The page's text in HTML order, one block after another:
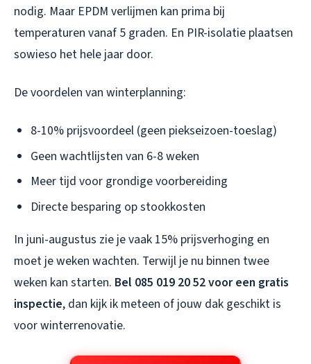
nodig. Maar EPDM verlijmen kan prima bij
temperaturen vanaf 5 graden. En PIR-isolatie plaatsen
sowieso het hele jaar door.
De voordelen van winterplanning:
8-10% prijsvoordeel (geen piekseizoen-toeslag)
Geen wachtlijsten van 6-8 weken
Meer tijd voor grondige voorbereiding
Directe besparing op stookkosten
In juni-augustus zie je vaak 15% prijsverhoging en
moet je weken wachten. Terwijl je nu binnen twee
weken kan starten. Bel 085 019 20 52 voor een gratis
inspectie, dan kijk ik meteen of jouw dak geschikt is
voor winterrenovatie.